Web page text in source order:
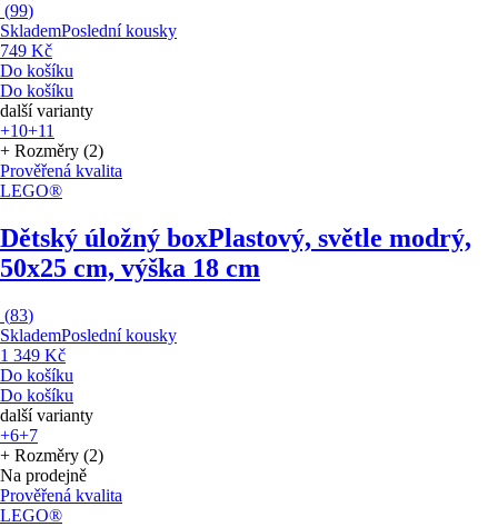
(99)
SklademPoslední kousky
749 Kč
Do košíku
Do košíku
další varianty
+10+11
+ Rozměry (2)
Prověřená kvalita
LEGO®
Dětský úložný boxPlastový, světle modrý,
50x25 cm, výška 18 cm
(83)
SklademPoslední kousky
1 349 Kč
Do košíku
Do košíku
další varianty
+6+7
+ Rozměry (2)
Na prodejně
Prověřená kvalita
LEGO®